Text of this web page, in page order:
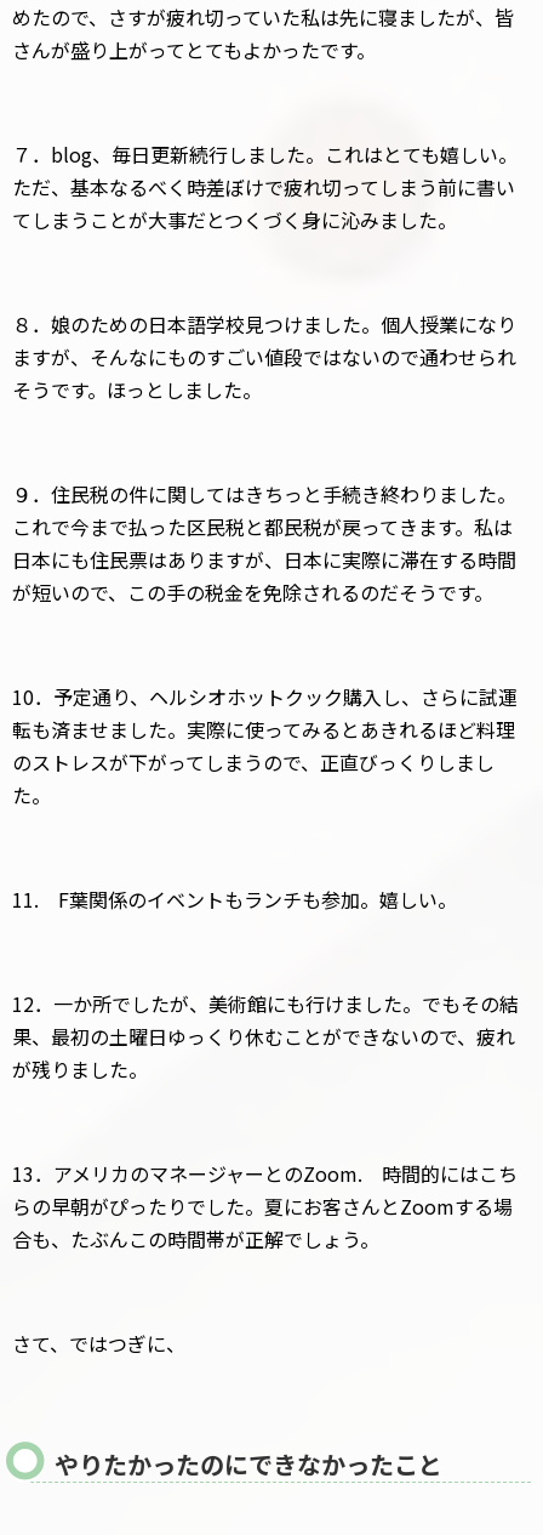
めたので、さすが疲れ切っていた私は先に寝ましたが、皆
さんが盛り上がってとてもよかったです。
７．blog、毎日更新続行しました。これはとても嬉しい。
ただ、基本なるべく時差ぼけで疲れ切ってしまう前に書い
てしまうことが大事だとつくづく身に沁みました。
８．娘のための日本語学校見つけました。個人授業になり
ますが、そんなにものすごい値段ではないので通わせられ
そうです。ほっとしました。
９．住民税の件に関してはきちっと手続き終わりました。
これで今まで払った区民税と都民税が戻ってきます。私は
日本にも住民票はありますが、日本に実際に滞在する時間
が短いので、この手の税金を免除されるのだそうです。
10．予定通り、ヘルシオホットクック購入し、さらに試運
転も済ませました。実際に使ってみるとあきれるほど料理
のストレスが下がってしまうので、正直びっくりしまし
た。
11. F葉関係のイベントもランチも参加。嬉しい。
12．一か所でしたが、美術館にも行けました。でもその結
果、最初の土曜日ゆっくり休むことができないので、疲れ
が残りました。
13．アメリカのマネージャーとのZoom. 時間的にはこち
らの早朝がぴったりでした。夏にお客さんとZoomする場
合も、たぶんこの時間帯が正解でしょう。
さて、ではつぎに、
やりたかったのにできなかったこと